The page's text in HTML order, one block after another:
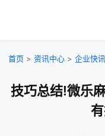
首页 > 资讯中心 > 企业快讯
技巧总结!微乐